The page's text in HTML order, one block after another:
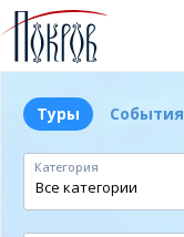
Туры События
Категория